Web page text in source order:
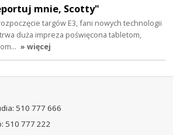
mnie, Scotty"
targów E3, fani nowych technologii
duża impreza poświęcona tabletom,
» więcej
510 777 666
510 777 222